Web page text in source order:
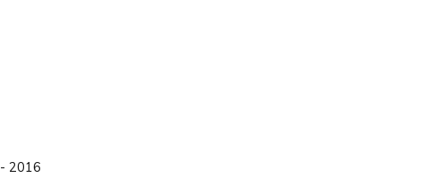
2016